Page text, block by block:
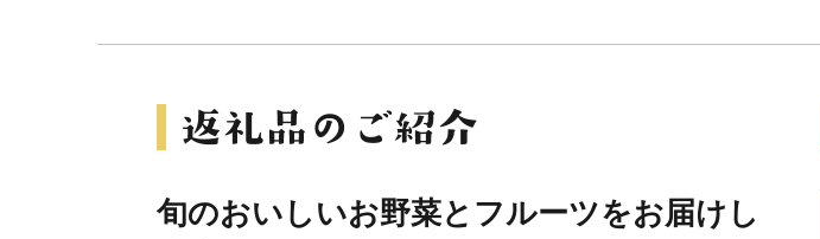
旬のおいしいお野菜とフルーツをお届けし